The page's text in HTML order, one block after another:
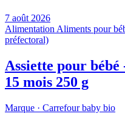
7 août 2026
Alimentation Aliments pour
préfectoral)
Assiette pour bébé
15 mois 250 g
Marque · Carrefour baby bio